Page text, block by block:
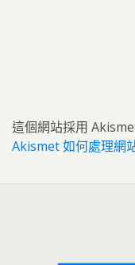
這個網站採用
Akismet 如何處理網